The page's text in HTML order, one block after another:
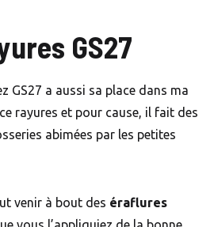
GS27
GS27 a aussi sa place dans ma
rayures et pour cause, il fait des
abimées par les petites
venir à bout des éraflures